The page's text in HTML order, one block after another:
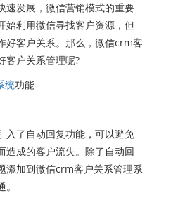
发展，微信营销模式的重要
始利用微信寻找客户资源，但
好客户关系。那么，微信crm客
客户关系管理呢?
统功能
了自动回复功能，可以避免
造成的客户流失。除了自动回
添加到微信crm客户关系管理系